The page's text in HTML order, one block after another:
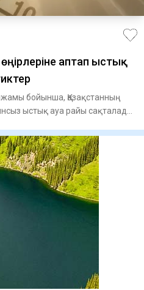
аптап ыстық
бойынша, Қазақстанның
ыстық ауа райы сақталады.